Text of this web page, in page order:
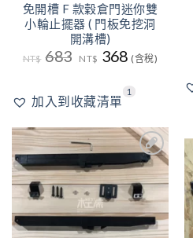
免開槽 F 款穀倉門迷你雙
小輪止擺器 ( 門板免挖洞
開溝槽)
NT$ 683 原
始
NT$683。
NT$ 368 目
前
格：
(含稅)
加入到收藏清單
1
加入
到收
藏清
單
4